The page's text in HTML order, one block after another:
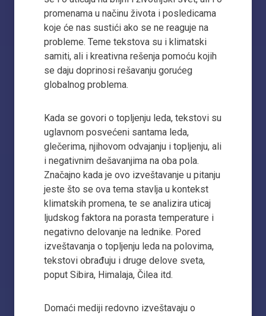
promenama u načinu života i posledicama
koje će nas sustići ako se ne reaguje na
probleme. Teme tekstova su i klimatski
samiti, ali i kreativna rešenja pomoću kojih
se daju doprinosi rešavanju gorućeg
globalnog problema.
Kada se govori o topljenju leda, tekstovi su
uglavnom posvećeni santama leda,
glečerima, njihovom odvajanju i topljenju, ali
i negativnim dešavanjima na oba pola.
Značajno kada je ovo izveštavanje u pitanju
jeste što se ova tema stavlja u kontekst
klimatskih promena, te se analizira uticaj
ljudskog faktora na porasta temperature i
negativno delovanje na lednike. Pored
izveštavanja o topljenju leda na polovima,
tekstovi obrađuju i druge delove sveta,
poput Sibira, Himalaja, Čilea itd.
Domaći mediji redovno izveštavaju o